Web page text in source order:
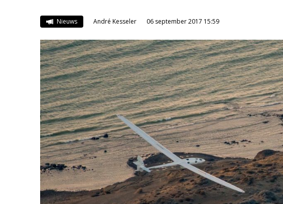
Nieuws André Kesseler 06 september 2017 15:59